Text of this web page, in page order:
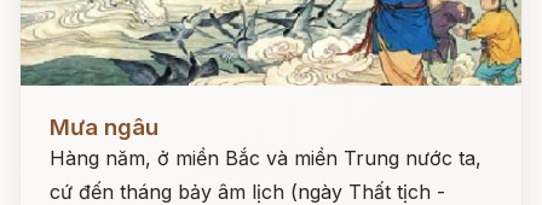
Mưa ngâu
Hàng năm, ở miền Bắc và miền Trung nước ta,
cứ đến tháng bảy âm lịch (ngày Thất tịch -